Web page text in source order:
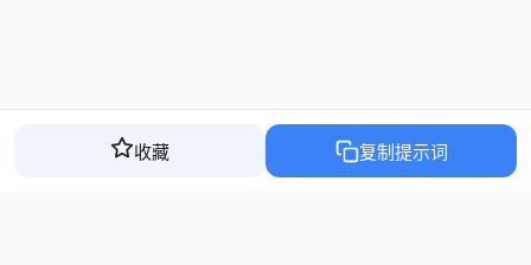
收藏 复制提示词